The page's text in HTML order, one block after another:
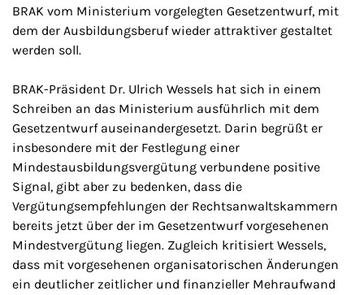
BRAK vom Ministerium vorgelegten Gesetzentwurf, mit
dem der Ausbildungsberuf wieder attraktiver gestaltet
werden soll.
BRAK-Präsident Dr. Ulrich Wessels hat sich in einem
Schreiben an das Ministerium ausführlich mit dem
Gesetzentwurf auseinandergesetzt. Darin begrüßt er
insbesondere mit der Festlegung einer
Mindestausbildungsvergütung verbundene positive
Signal, gibt aber zu bedenken, dass die
Vergütungsempfehlungen der Rechtsanwaltskammern
bereits jetzt über der im Gesetzentwurf vorgesehenen
Mindestvergütung liegen. Zugleich kritisiert Wessels,
dass mit vorgesehenen organisatorischen Änderungen
ein deutlicher zeitlicher und finanzieller Mehraufwand